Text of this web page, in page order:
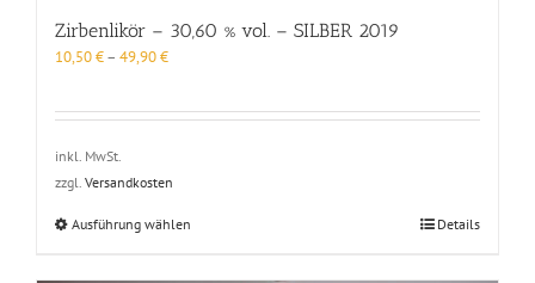
Zirbenlikör – 30,60 % vol. – SILBER 2019
10,50€– 49,90€
inkl. MwSt.
zzgl. Versandkosten
Ausführung wählen Details